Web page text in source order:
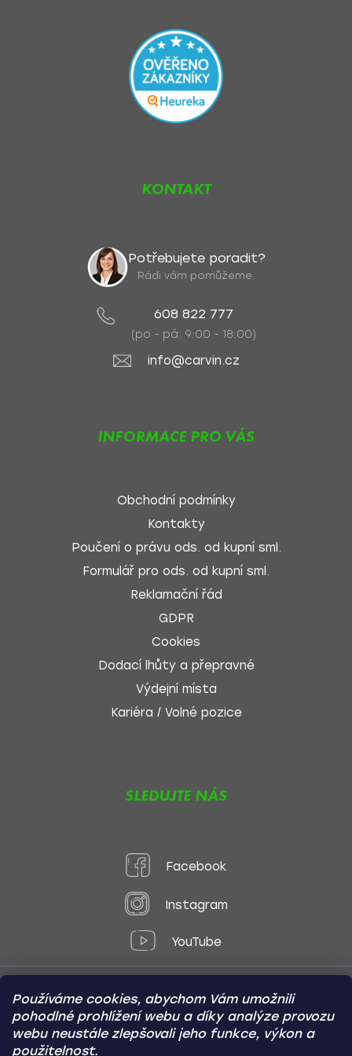
Používáme cookies, abychom Vám umožnili
pohodlné prohlížení webu a díky analýze provozu
webu neustále zlepšovali jeho funkce, výkon a
použitelnost.
KONTAKT
Potřebujete poradit?
Rádi vám pomůžeme.
608 822 777
(po - pá: 9:00 - 18:00)
info@carvin.cz
INFORMACE PRO VÁS
Obchodní podmínky
Kontakty
Poučení o právu ods. od kupní sml.
Formulář pro ods. od kupní sml.
Reklamační řád
GDPR
Cookies
Dodací lhůty a přepravné
Výdejní místa
Kariéra / Volné pozice
SLEDUJTE NÁS
Facebook
Instagram
YouTube
Způsoby platby:
Online
Převod
Dobírka